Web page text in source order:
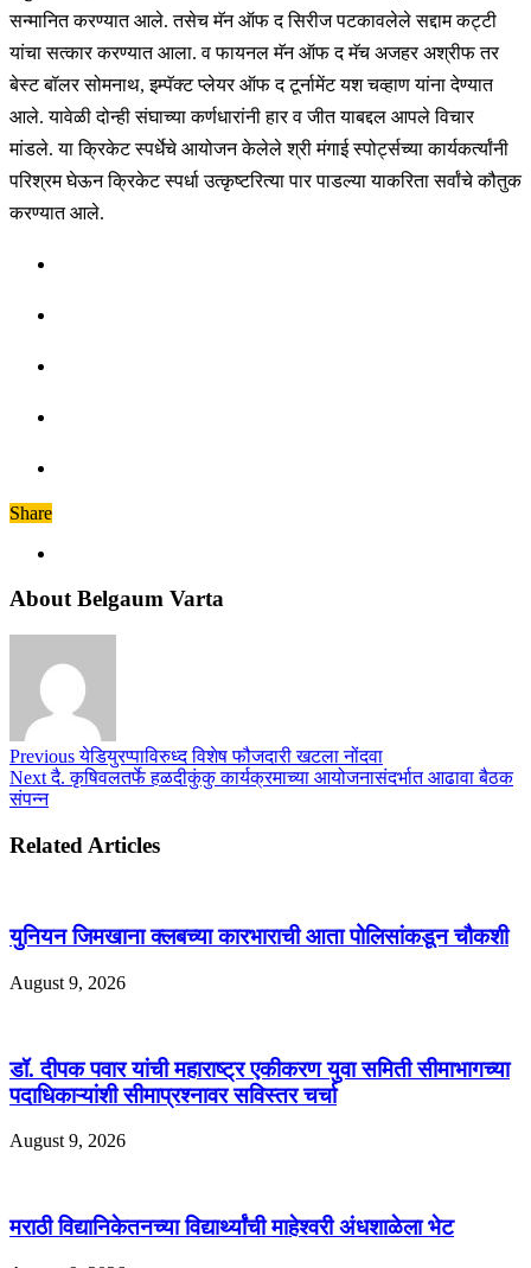
सन्मानित करण्यात आले. तसेच मॅन ऑफ द सिरीज पटकावलेले सद्दाम कट्टी
यांचा सत्कार करण्यात आला. व फायनल मॅन ऑफ द मॅच अजहर अश्रीफ तर
बेस्ट बॉलर सोमनाथ, इम्पॅक्ट प्लेयर ऑफ द टूर्नामेंट यश चव्हाण यांना देण्यात
आले. यावेळी दोन्ही संघाच्या कर्णधारांनी हार व जीत याबद्दल आपले विचार
मांडले. या क्रिकेट स्पर्धेचे आयोजन केलेले श्री मंगाई स्पोर्ट्सच्या कार्यकर्त्यांनी
परिश्रम घेऊन क्रिकेट स्पर्धा उत्कृष्टरित्या पार पाडल्या याकरिता सर्वांचे कौतुक
करण्यात आले.
Share
About Belgaum Varta
Previousयेडियुरप्पाविरुध्द विशेष फौजदारी खटला नोंदवा
Nextदै. कृषिवलतर्फे हळदीकुंकु कार्यक्रमाच्या आयोजनासंदर्भात आढावा बैठक
संपन्न
Related Articles
युनियन जिमखाना क्लबच्या कारभाराची आता पोलिसांकडून चौकशी
August 9, 2026
डॉ. दीपक पवार यांची महाराष्ट्र एकीकरण युवा समिती सीमाभागच्या
पदाधिकाऱ्यांशी सीमाप्रश्नावर सविस्तर चर्चा
August 9, 2026
मराठी विद्यानिकेतनच्या विद्यार्थ्यांची माहेश्वरी अंधशाळेला भेट